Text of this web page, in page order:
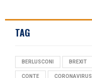
TAG
BERLUSCONI BREXIT
CONTE CORONAVIRUS